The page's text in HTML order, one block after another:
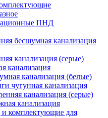
ПНД
бесшумная канализация
канализация (серые)
канализация
канализация (белые)
чугунная канализация
канализация (серые)
канализация
комплектующие для